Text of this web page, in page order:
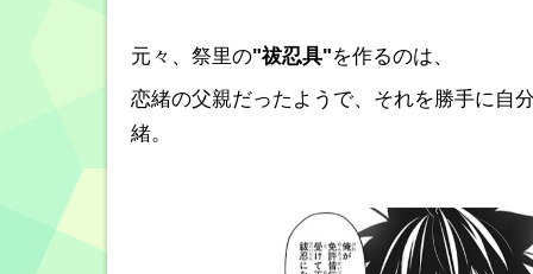
元々、祭里の"祓忍具"を作るのは、
恋緒の父親だったようで、それを勝手に自
緒。